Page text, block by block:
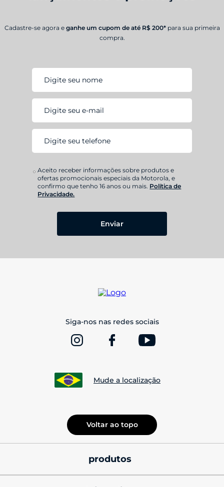
Cadastre-se agora e ganhe um cupom de até R$ 200* para sua primeira
compra.
Enviar
Aceito receber informações sobre produtos e
ofertas promocionais especiais da Motorola, e
confirmo que tenho 16 anos ou mais. Política de
Privacidade.
Siga-nos nas redes sociais
Mude a localização
Voltar ao topo
produtos